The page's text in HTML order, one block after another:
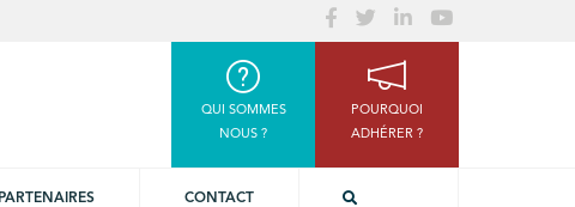
QUI SOMMES
NOUS ?
POURQUOI
ADHÉRER ?
PARTENAIRES CONTACT